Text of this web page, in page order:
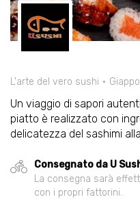
L'arte del vero sushi
Un viaggio di sapori
piatto è realizzato con
delicatezza del sashimi
Consegnato da U
La consegna sarà
con i propri fattorini.